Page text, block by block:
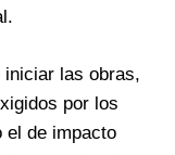
iniciar las obras,
por los
el de impacto